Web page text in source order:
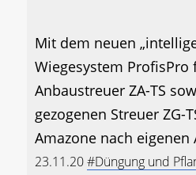
Mit dem neuen
Wiegesystem ProfisPro
Anbaustreuer ZA-TS
gezogenen Streuer ZG-
Amazone nach eigenen
23.11.20#Düngung und